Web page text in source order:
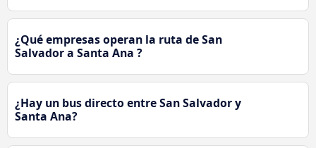
¿Qué empresas operan la ruta de San
Salvador a Santa Ana ?
¿Hay un bus directo entre San Salvador y
Santa Ana?